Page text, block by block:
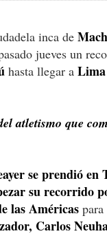
inca de
jueves un
hasta llegar a Lima
atletismo que
se prendió en
su recorrido
las Américas
Carlos